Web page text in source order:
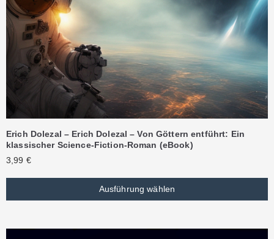
Erich Dolezal – Erich Dolezal – Von Göttern entführt: Ein
klassischer Science-Fiction-Roman (eBook)
3,99 €
Ausführung wählen